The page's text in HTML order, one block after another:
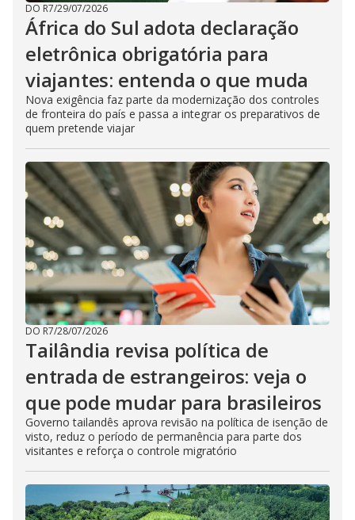
DO R7/29/07/2026
África do Sul adota declaração
eletrônica obrigatória para
viajantes: entenda o que muda
Nova exigência faz parte da modernização dos controles
de fronteira do país e passa a integrar os preparativos de
quem pretende viajar
DO R7/28/07/2026
Tailândia revisa política de
entrada de estrangeiros: veja o
que pode mudar para brasileiros
Governo tailandês aprova revisão na política de isenção de
visto, reduz o período de permanência para parte dos
visitantes e reforça o controle migratório